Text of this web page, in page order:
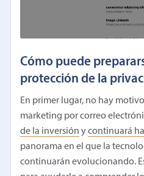
Cómo puede
protección de la
En primer lugar, no hay
marketing por correo
de la inversión ycontinuará
panorama en el que la
continuarán evolucionando.